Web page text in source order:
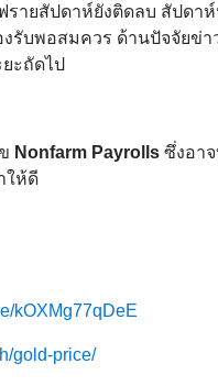
รายสัปดาห์ยังติดลบ สัปดา
งรับพอสมควร ด้านปัจจัยข่
ะถัดไป
Nonfarm Payrolls ซึ่งอา
ให้ดี
kOXMg77qDeE
gold-price/